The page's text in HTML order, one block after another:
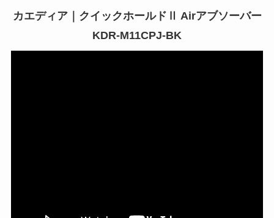
カエディア｜クイックホールドⅡ Airアブソーバー
KDR-M11CPJ-BK